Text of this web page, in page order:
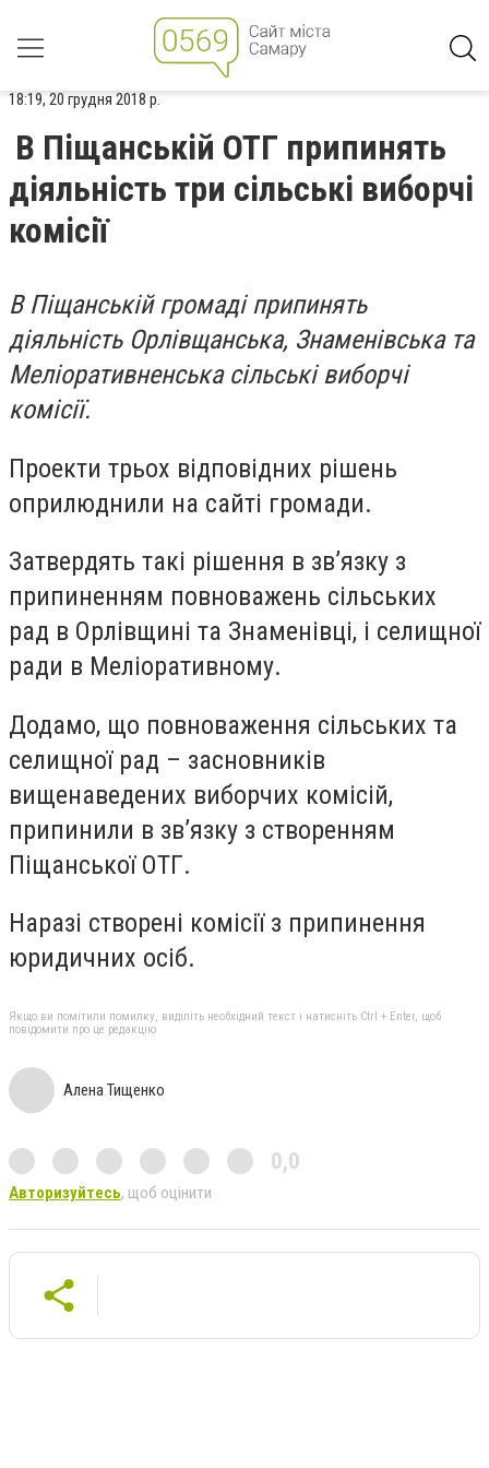
18:19, 20 грудня 2018 р.
В Піщанській ОТГ припинять
діяльність три сільські виборчі
комісії
В Піщанській громаді припинять
діяльність Орлівщанська, Знаменівська та
Меліоративненська сільські виборчі
комісії.
Проекти трьох відповідних рішень
оприлюднили на сайті громади.
Затвердять такі рішення в зв’язку з
припиненням повноважень сільських
рад в Орлівщині та Знаменівці, і селищної
ради в Меліоративному.
Додамо, що повноваження сільських та
селищної рад – засновників
вищенаведених виборчих комісій,
припинили в зв’язку з створенням
Піщанської ОТГ.
Наразі створені комісії з припинення
юридичних осіб.
Якщо ви помітили помилку, виділіть необхідний текст і натисніть Ctrl + Enter, щоб
повідомити про це редакцію
Алена Тищенко
0,0
Авторизуйтесь, щоб оцінити